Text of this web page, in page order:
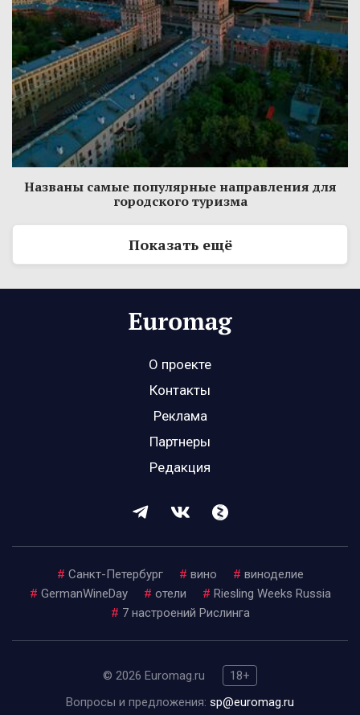
Названы самые популярные направления для
городского туризма
Показать ещё
О проекте
Контакты
Реклама
Партнеры
Редакция
# Санкт-Петербург # вино # виноделие
# GermanWineDay # отели # Riesling Weeks Russia
# 7 настроений Рислинга
© 2026 Euromag.ru
18+
Вопросы и предложения: sp@euromag.ru